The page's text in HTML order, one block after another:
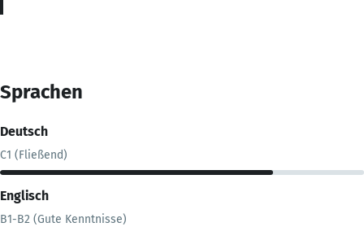
Sprachen
Deutsch
C1 (Fließend)
Englisch
B1-B2 (Gute Kenntnisse)